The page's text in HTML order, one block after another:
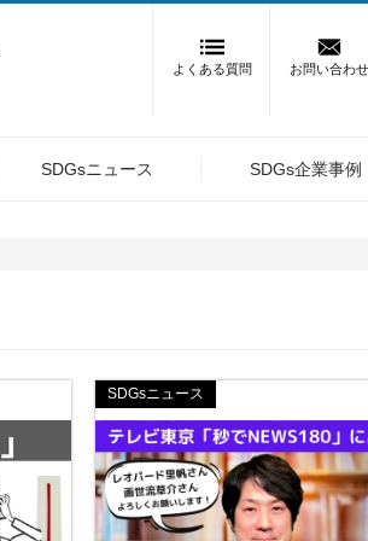
よくある質問 お問い合わせ
SDGsニュース SDGs企業事例
SDGsニュース